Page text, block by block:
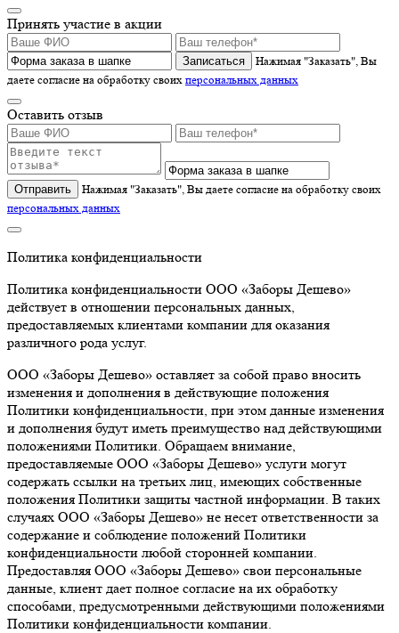
Принять участие в акции
Записаться
Нажимая "Заказать", Вы
даете согласие на обработку своих персональных данных
Оставить отзыв
Отправить
Нажимая "Заказать", Вы даете согласие на обработку своих
персональных данных
Политика конфиденциальности
Политика конфиденциальности ООО «Заборы Дешево»
действует в отношении персональных данных,
предоставляемых клиентами компании для оказания
различного рода услуг.
ООО «Заборы Дешево» оставляет за собой право вносить
изменения и дополнения в действующие положения
Политики конфиденциальности, при этом данные изменения
и дополнения будут иметь преимущество над действующими
положениями Политики. Обращаем внимание,
предоставляемые ООО «Заборы Дешево» услуги могут
содержать ссылки на третьих лиц, имеющих собственные
положения Политики защиты частной информации. В таких
случаях ООО «Заборы Дешево» не несет ответственности за
содержание и соблюдение положений Политики
конфиденциальности любой сторонней компании.
Предоставляя ООО «Заборы Дешево» свои персональные
данные, клиент дает полное согласие на их обработку
способами, предусмотренными действующими положениями
Политики конфиденциальности компании.